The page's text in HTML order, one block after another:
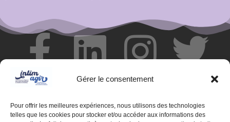
Gérer le consentement
Pour offrir les meilleures expériences, nous utilisons des technologies
telles que les cookies pour stocker et/ou accéder aux informations des